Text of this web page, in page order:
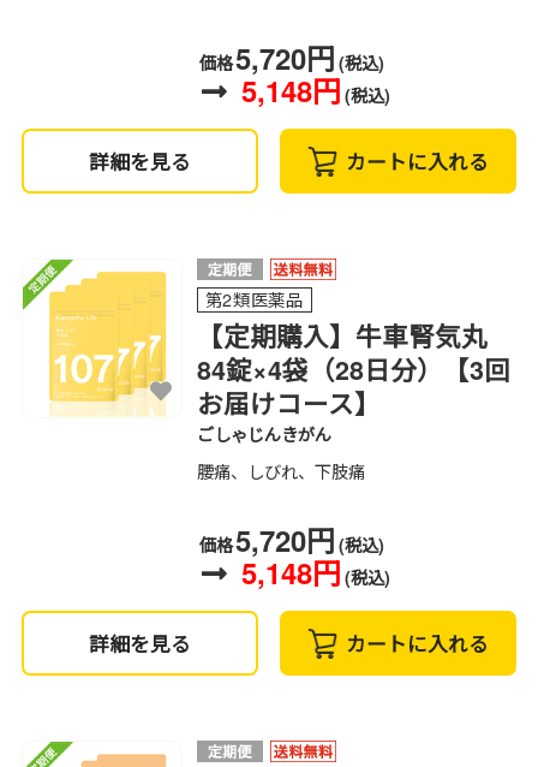
価格5,720円 (税込)
5,148円 (税込)
詳細を見る カートに入れる
第2類医薬品
【定期購入】牛車腎気丸
84錠×4袋（28日分）【3回
お届けコース】
ごしゃじんきがん
腰痛、しびれ、下肢痛
価格5,720円 (税込)
5,148円 (税込)
詳細を見る カートに入れる